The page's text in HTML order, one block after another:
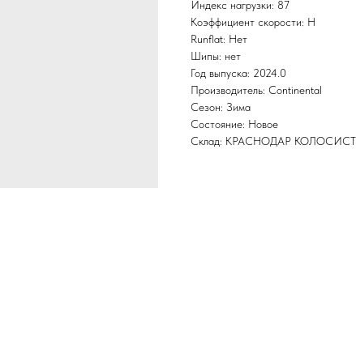
Индекс нагрузки: 87
Коэффициент скорости: H
Runflat: Нет
Шипы: нет
Год выпуска: 2024.0
Производитель: Continental
Сезон: Зима
Состояние: Новое
Склад: КРАСНОДАР